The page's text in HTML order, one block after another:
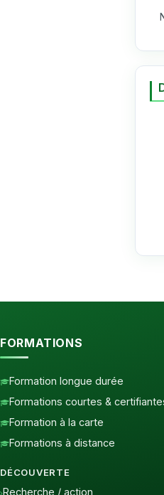
FORMATIONS
Formation longue durée
Formations courtes &
Formation à la carte
Formations à distance
DÉCOUVERTE
Recherche / action